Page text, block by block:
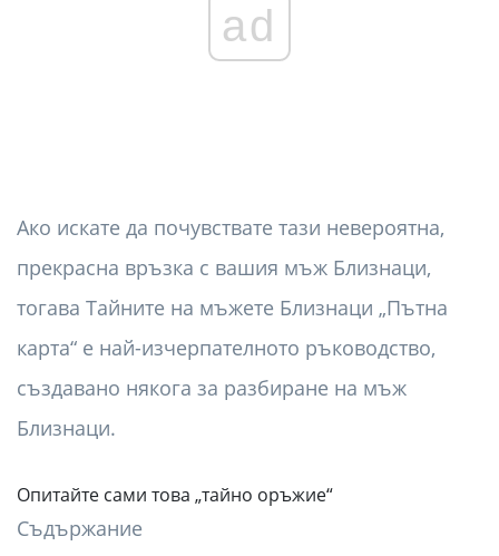
ad
Ако искате да почувствате тази невероятна,
прекрасна връзка с вашия мъж Близнаци,
тогава Тайните на мъжете Близнаци „Пътна
карта“ е най-изчерпателното ръководство,
създавано някога за разбиране на мъж
Близнаци.
Опитайте сами това „тайно оръжие“
Съдържание